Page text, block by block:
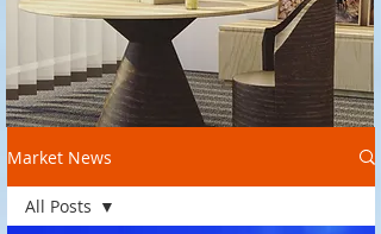
Market News
All Posts